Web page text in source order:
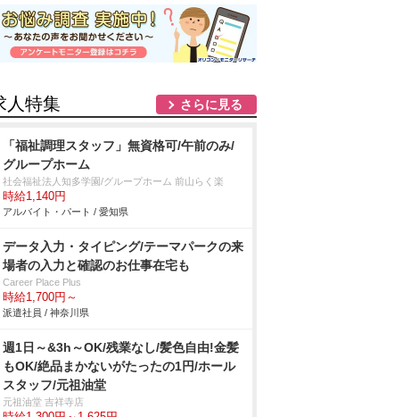
人特集 さらに見る
「福祉調理スタッフ」無資格可/午前のみ/
グループホーム
社会福祉法人知多学園/グループホーム 前山らく楽
時給1,140円
アルバイト・パート / 愛知県
データ入力・タイピング/テーマパークの来
場者の入力と確認のお仕事在宅も
Career Place Plus
時給1,700円～
派遣社員 / 神奈川県
週1日～&3h～OK/残業なし/髪色自由!金髪
もOK/絶品まかないがたったの1円/ホール
スタッフ/元祖油堂
元祖油堂 吉祥寺店